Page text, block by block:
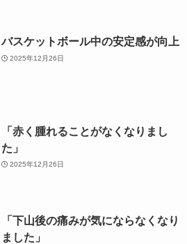
バスケットボール中の安定感が向上
2025年12月26日
「赤く腫れることがなくなりまし
た」
2025年12月26日
「下山後の痛みが気にならなくなり
ました」